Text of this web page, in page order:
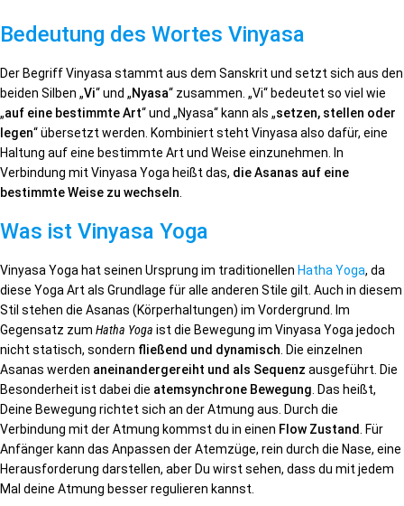
Bedeutung des Wortes Vinyasa
Der Begriff Vinyasa stammt aus dem Sanskrit und setzt sich aus den
beiden Silben „Vi“ und „Nyasa“ zusammen. „Vi“ bedeutet so viel wie
„auf eine bestimmte Art“ und „Nyasa“ kann als „setzen, stellen oder
legen“ übersetzt werden. Kombiniert steht Vinyasa also dafür, eine
Haltung auf eine bestimmte Art und Weise einzunehmen. In
Verbindung mit Vinyasa Yoga heißt das, die Asanas auf eine
bestimmte Weise zu wechseln.
Was ist Vinyasa Yoga
Vinyasa Yoga hat seinen Ursprung im traditionellen Hatha Yoga, da
diese Yoga Art als Grundlage für alle anderen Stile gilt. Auch in diesem
Stil stehen die Asanas (Körperhaltungen) im Vordergrund. Im
Gegensatz zum Hatha Yoga ist die Bewegung im Vinyasa Yoga jedoch
nicht statisch, sondern fließend und dynamisch. Die einzelnen
Asanas werden aneinandergereiht und als Sequenz ausgeführt. Die
Besonderheit ist dabei die atemsynchrone Bewegung. Das heißt,
Deine Bewegung richtet sich an der Atmung aus. Durch die
Verbindung mit der Atmung kommst du in einen Flow Zustand. Für
Anfänger kann das Anpassen der Atemzüge, rein durch die Nase, eine
Herausforderung darstellen, aber Du wirst sehen, dass du mit jedem
Mal deine Atmung besser regulieren kannst.